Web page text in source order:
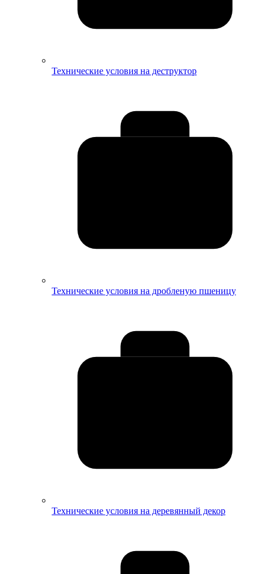
Технические условия на деструктор
Технические условия на дробленую пшеницу
Технические условия на деревянный декор